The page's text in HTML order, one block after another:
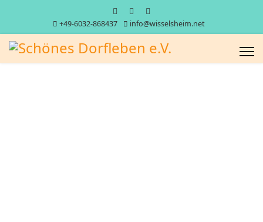
+49-6032-868437 info@wisselsheim.net